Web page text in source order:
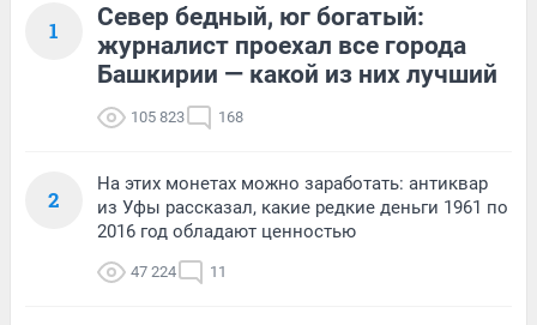
1
Север бедный, юг богатый:
журналист проехал все города
Башкирии — какой из них лучший
105 823 168
2
На этих монетах можно заработать: антиквар
из Уфы рассказал, какие редкие деньги 1961 по
2016 год обладают ценностью
47 224 11